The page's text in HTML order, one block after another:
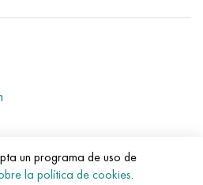
web sin enlaces directos para el
un programa de uso de
la política de cookies.
5